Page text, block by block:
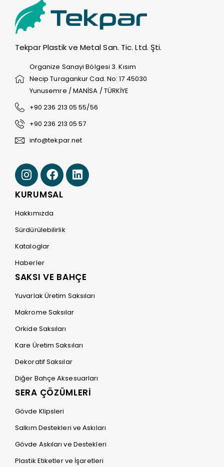
Tekpar Plastik ve Metal San. Tic. Ltd. Şti.
Organize Sanayi Bölgesi 3. Kısım
Necip Turagankur Cad. No: 17 45030
Yunusemre / MANİSA / TÜRKİYE
+90 236 213 05 55/56
+90 236 213 05 57
info@tekpar.net
KURUMSAL
Hakkımızda
Sürdürülebilirlik
Kataloglar
Haberler
SAKSI VE BAHÇE
Yuvarlak Üretim Saksıları
Makrome Saksılar
Orkide Saksıları
Kare Üretim Saksıları
Dekoratif Saksılar
Diğer Bahçe Aksesuarları
SERA ÇÖZÜMLERİ
Gövde Klipsleri
Salkım Destekleri ve Askıları
Gövde Askıları ve Destekleri
Plastik Etiketler ve İşaretleri